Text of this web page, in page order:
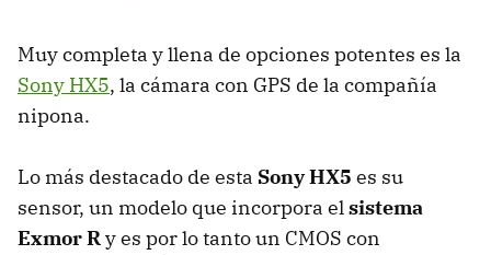
Muy completa y llena de opciones potentes es la
Sony HX5, la cámara con GPS de la compañía
nipona.
Lo más destacado de esta Sony HX5 es su
sensor, un modelo que incorpora elsistema
Exmor Ry es por lo tanto un CMOS con